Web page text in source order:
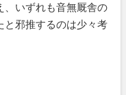
、いずれも音無厩舎の
と邪推するのは少々考